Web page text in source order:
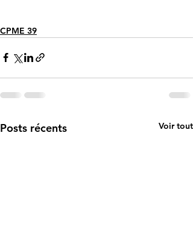
CPME 39
Posts récents Voir tout